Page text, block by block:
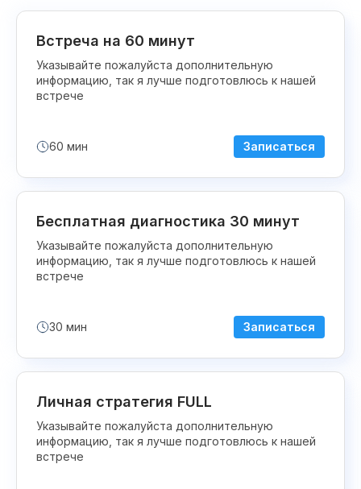
Встреча на 60 минут
Указывайте пожалуйста дополнительную
информацию, так я лучше подготовлюсь к нашей
встрече
60 мин Записаться
Бесплатная диагностика 30 минут
Указывайте пожалуйста дополнительную
информацию, так я лучше подготовлюсь к нашей
встрече
30 мин Записаться
Личная стратегия FULL
Указывайте пожалуйста дополнительную
информацию, так я лучше подготовлюсь к нашей
встрече